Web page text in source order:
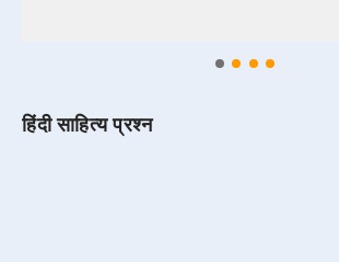
हिंदी साहित्य प्रश्न